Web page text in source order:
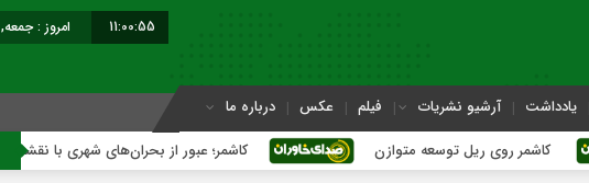
11:00:55 امروز : جمعه, ۱۶ مرداد , ۱۴۰۵
یادداشت آرشیو نشریات فیلم عکس درباره ما
روی ریل توسعه متوازن کاشمر؛ عبور از بحران‌های شهری با نقشه راه عملیاتی